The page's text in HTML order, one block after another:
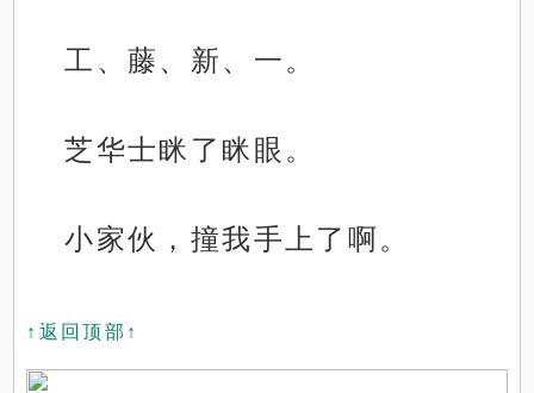
工、藤、新、一。
芝华士眯了眯眼。
小家伙，撞我手上了啊。
↑返回顶部↑